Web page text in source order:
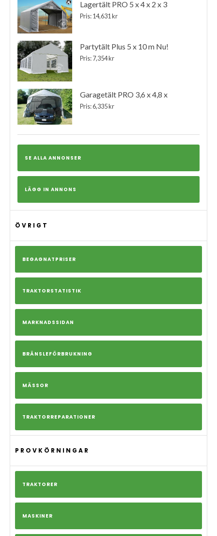
Lagertält PRO 5 x 4 x 2 x 3
Pris: 14,631 kr
Partytält Plus 5 x 10 m Nu!
Pris: 7,354 kr
Garagetält PRO 3,6 x 4,8 x
Pris: 6,335 kr
SE ALLA ANNONSER
LÄGG IN ANNONS
ÖVRIGT
BEGAGNATPRISER
TRAKTORSTATISTIK
MARKNADSSIDAN
BRÄNSLEFÖRBRUKNING
MÄSSOR
TRAKTORREPARATIONER
PROVKÖRNINGAR
TRAKTORER
MASKINER